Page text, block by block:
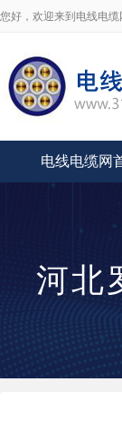
您好，欢迎来到电线电缆
电线电缆网
河北